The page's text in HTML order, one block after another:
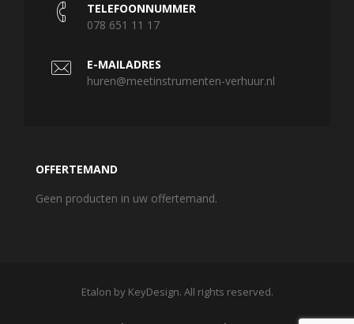
TELEFOONNUMMER
078 651 11 17
E-MAILADRES
huren@meetinstrumenten-verhuur.nl
OFFERTEMAND
Geen producten in uw offertemand.
Etalon by KeyDesign. All rights reserved.